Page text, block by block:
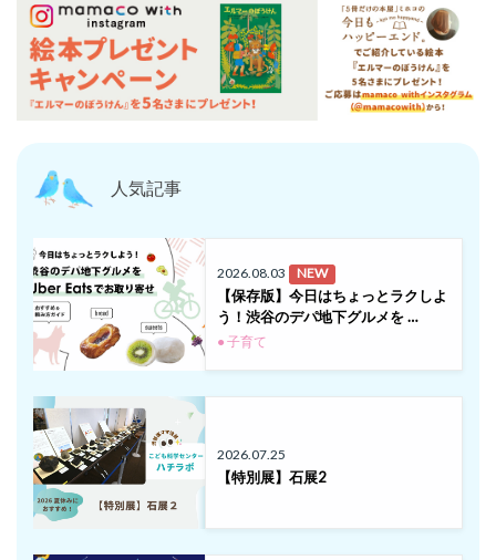
人気記事
2026.08.03 NEW
【保存版】今日はちょっとラクしよ
う！渋谷のデパ地下グルメを …
● 子育て
2026.07.25
【特別展】石展2